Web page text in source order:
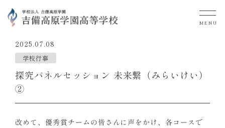
MENU
2025.07.08
学校行事
探究パネルセッション 未来繋（みらいけい）
②
改めて、優秀賞チームの皆さんに声をかけ、各コースで